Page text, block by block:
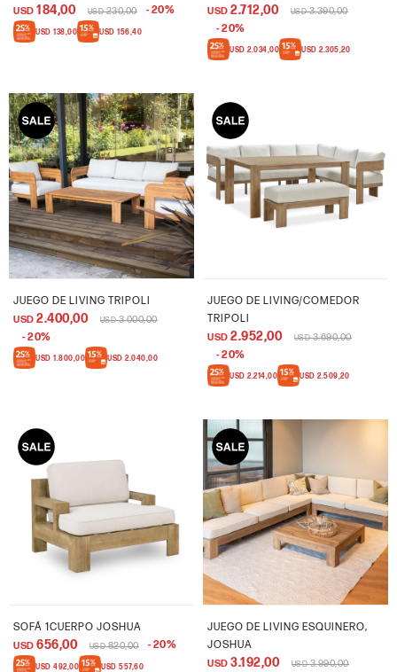
USD 184,00 USD 230,00 20
USD 138,00 USD 156,40
USD 2.712,00 USD 3.390,00
20
USD 2.034,00 USD 2.305,20
JUEGO DE LIVING TRIPOLI
USD 2.400,00 USD 3.000,00
20
USD 1.800,00 USD 2.040,00
JUEGO DE LIVING/COMEDOR
TRIPOLI
USD 2.952,00 USD 3.690,00
20
USD 2.214,00 USD 2.509,20
SOFÁ 1CUERPO JOSHUA
USD 656,00 USD 820,00 20
USD 492,00 USD 557,60
JUEGO DE LIVING ESQUINERO,
JOSHUA
USD 3.192,00 USD 3.990,00